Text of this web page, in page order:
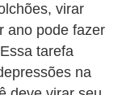
virar
ano pode fazer
tarefa
na